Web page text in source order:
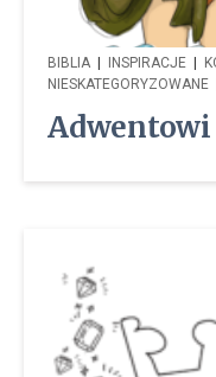
BIBLIA INSPIRACJE
NIESKATEGORYZOWANE